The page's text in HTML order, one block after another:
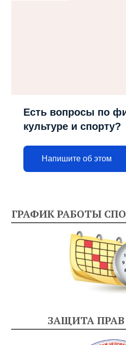
Есть вопросы по
культуре и спорту?
Напишите об этом
ГРАФИК РАБОТЫ
ЗАЩИТА